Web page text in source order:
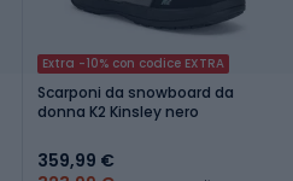
Extra -10% con codice EXTRA
Scarponi da snowboard da
donna K2 Kinsley nero
359,99 €